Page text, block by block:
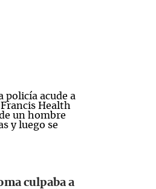
culpaba a